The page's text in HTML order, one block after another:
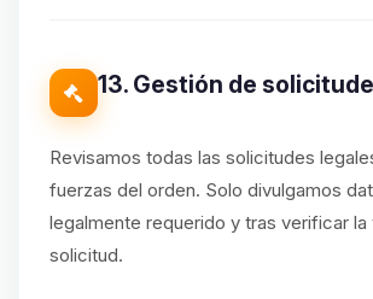
13. Gestión de
Revisamos todas las solicitudes
fuerzas del orden. Solo divulgamos
legalmente requerido y tras verificar la
solicitud.